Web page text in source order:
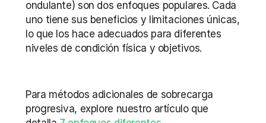
ondulante) son dos enfoques populares. Cada
uno tiene sus beneficios y limitaciones únicas,
lo que los hace adecuados para diferentes
niveles de condición física y objetivos.
Para métodos adicionales de sobrecarga
progresiva, explore nuestro artículo que